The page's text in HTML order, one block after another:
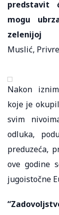
predstavit
mogu
zelenijoj
Muslić,
Nakon
koje je
svim
odluka,
preduzeća,
ove godine
jugoistočne